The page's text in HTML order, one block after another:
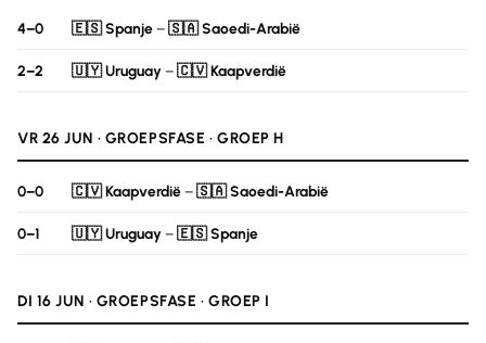
4–0 🇪🇸 Spanje–🇸🇦 Saoedi-Arabië
2–2 🇺🇾 Uruguay–🇨🇻 Kaapverdië
VR 26 JUN · GROEPSFASE · GROEP H
0–0 🇨🇻 Kaapverdië–🇸🇦 Saoedi-Arabië
0–1 🇺🇾 Uruguay–🇪🇸 Spanje
DI 16 JUN · GROEPSFASE · GROEP I